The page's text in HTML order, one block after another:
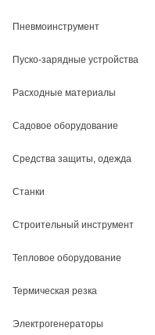
Пневмоинструмент
Пуско-зарядные устройства
Расходные материалы
Садовое оборудование
Средства защиты, одежда
Станки
Строительный инструмент
Тепловое оборудование
Термическая резка
Электрогенераторы